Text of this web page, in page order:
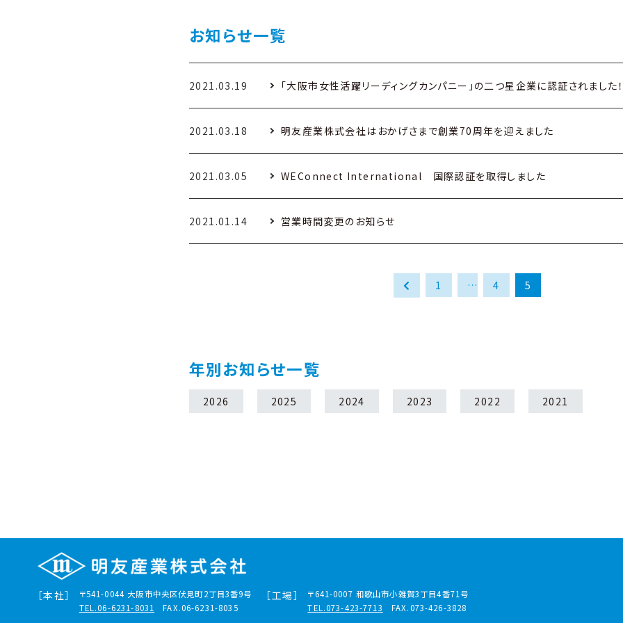
お知らせ一覧
2021.03.19 「大阪市女性活躍リーディングカンパニー」の二つ星企業に認証されました！
2021.03.18 明友産業株式会社はおかげさまで創業70周年を迎えました
2021.03.05 WEConnect International 国際認証を取得しました
2021.01.14 営業時間変更のお知らせ
1 … 4 5
年別お知らせ一覧
2026 2025 2024 2023 2022 2021
［本社］ 〒541-0044 大阪市中央区伏見町2丁目3番9号
TEL.06-6231-8031
FAX.06-6231-8035
［工場］ 〒641-0007 和歌山市小雑賀3丁目4番71号
TEL.073-423-7713
FAX.073-426-3828